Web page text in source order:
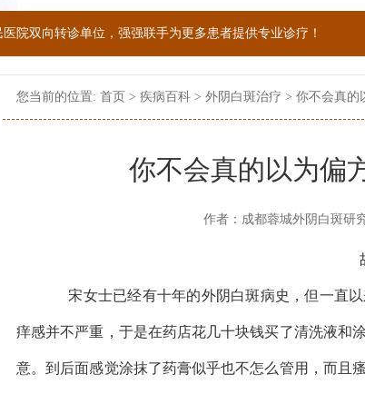
院双向转诊单位，强强联手为更多患者提供专业诊疗！
；警惕虚假广告，坚持正规医院就诊
您当前的位置: 首页 > 疾病百科 > 外阴白斑治疗 > 你不会真的
你不会真的以为偏
作者：成都蓉城外阴白斑研
宋女士已经有十年的外阴白斑病史，但一直以
痒感并不严重，于是在药店花几十块钱买了清洗液和
意。到后面感觉涂抹了药膏似乎也不怎么管用，而且